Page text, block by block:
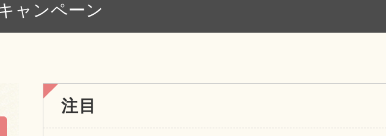
ャンペーン
注目